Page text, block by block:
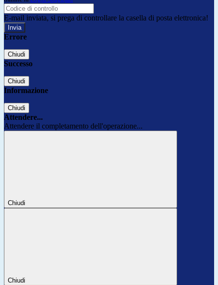
E-mail inviata, si prega di controllare la casella di posta elettronica!
Errore
Chiudi
Successo
Chiudi
Informazione
Chiudi
Attendere...
Attendere il completamento dell'operazione...
Chiudi
Chiudi